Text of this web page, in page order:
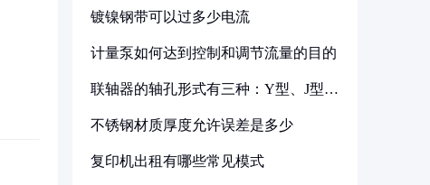
镀镍钢带可以过多少电流
计量泵如何达到控制和调节流量的目的
联轴器的轴孔形式有三种：Y型、J型、
不锈钢材质厚度允许误差是多少
复印机出租有哪些常见模式